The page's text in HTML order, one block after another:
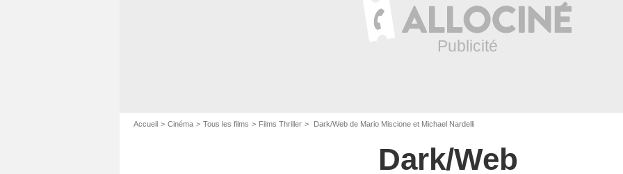
Accueil Cinéma Tous les films Films Thriller Dark/Web de Mario Miscione et Michael Nardelli
Dark/Web